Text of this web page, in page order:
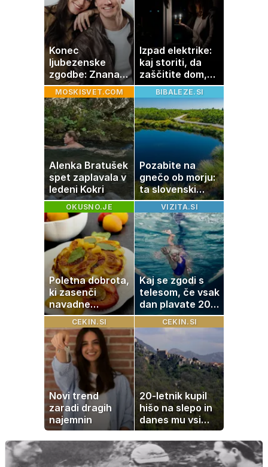
Konec
ljubezenske
zgodbe: Znana
Slovenka
potrdila razhod
z dolgoletnim
partnerjem
Izpad elektrike:
kaj storiti, da
zaščitite dom,
hrano in
elektronske
naprave
MOSKISVET.COM
Alenka Bratušek
spet zaplavala v
ledeni Kokri
BIBALEZE.SI
Pozabite na
gnečo ob morju:
ta slovenski
kotiček je pravi
raj za družine
OKUSNO.JE
Poletna dobrota,
ki zasenči
navadne
palačinke
VIZITA.SI
Kaj se zgodi s
telesom, če vsak
dan plavate 20
minut? Učinki, ki
jih morda ne
pričakujete
CEKIN.SI
Novi trend
zaradi dragih
najemnin
CEKIN.SI
20-letnik kupil
hišo na slepo in
danes mu vsi
zavidajo